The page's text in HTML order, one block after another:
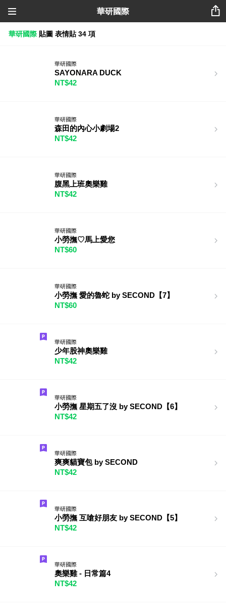
華研國際
華研國際 貼圖 表情貼 34 項
華研國際
SAYONARA DUCK
NT$42
華研國際
森田的內心小劇場2
NT$42
華研國際
腹黑上班奧樂雞
NT$42
華研國際
小勞撫♡馬上愛您
NT$60
華研國際
小勞撫 愛的魯蛇 by SECOND【7】
NT$60
華研國際
少年股神奧樂雞
NT$42
華研國際
小勞撫 星期五了沒 by SECOND【6】
NT$42
華研國際
爽爽貓寶包 by SECOND
NT$42
華研國際
小勞撫 互嗆好朋友 by SECOND【5】
NT$42
華研國際
奧樂雞 - 日常篇4
NT$42